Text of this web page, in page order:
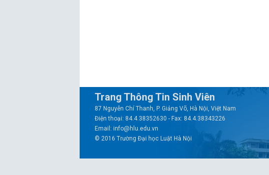
Trang Thông Tin Sinh Viên
87 Nguyễn Chí Thanh, P. Giảng Võ, Hà Nội, Việt Nam
Điện thoại: 84.4.38352630 - Fax: 84.4.38343226
Email: info@hlu.edu.vn
© 2016 Trường Đại học Luật Hà Nội